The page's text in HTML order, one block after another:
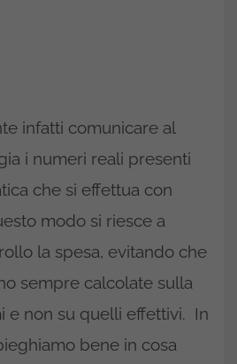
infatti comunicare al
i numeri reali presenti
che si effettua con
modo si riesce a
la spesa, evitando che
sempre calcolate sulla
e non su quelli effettivi. In
bene in cosa